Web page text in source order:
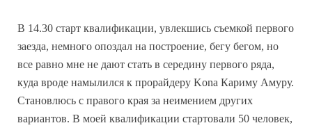
В 14.30 старт квалификации, увлекшись съемкой первого
заезда, немного опоздал на построение, бегу бегом, но
все равно мне не дают стать в середину первого ряда,
куда вроде намылился к прорайдеру Kona Кариму Амуру.
Становлюсь с правого края за неимением других
вариантов. В моей квалификации стартовали 50 человек,